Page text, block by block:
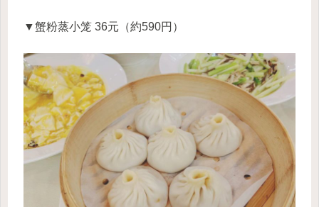
▼蟹粉蒸小笼 36元（約590円）